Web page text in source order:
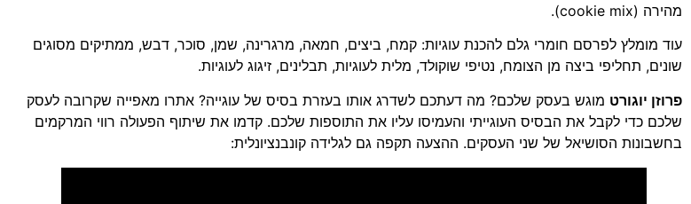
מהירה (cookie mix).
עוד מומלץ לפרסם חומרי גלם להכנת עוגיות: קמח, ביצים, חמאה, מרגרינה, שמן, סוכר, דבש, ממתיקים מסוגים
שונים, תחליפי ביצה מן הצומח, נטיפי שוקולד, מלית לעוגיות, תבלינים, זיגוג לעוגיות.
פרוזן יוגורט מוגש בעסק שלכם? מה דעתכם לשדרג אותו בעזרת בסיס של עוגייה? אתרו מאפייה שקרובה לעסק
שלכם כדי לקבל את הבסיס העוגייתי והעמיסו עליו את התוספות שלכם. קדמו את שיתוף הפעולה רווי המרקמים
בחשבונות הסושיאל של שני העסקים. ההצעה תקפה גם לגלידה קונבנציונלית: